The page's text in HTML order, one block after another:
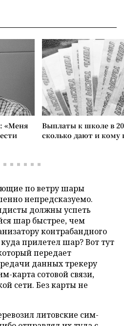
«Меня
Выплаты к школе в
сколько дают и
по ветру шары
непредсказуемо.
должны успеть
шар быстрее, чем
контрабандного
прилетел шар? Вот тут
передает
данных трекеру
карта сотовой связи,
сети. Без карты не
литовские сим-